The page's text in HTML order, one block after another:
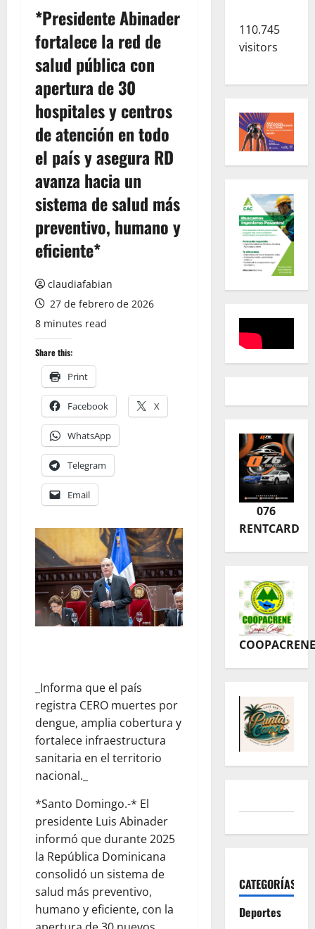
*Presidente Abinader
fortalece la red de
salud pública con
apertura de 30
hospitales y centros
de atención en todo
el país y asegura RD
avanza hacia un
sistema de salud más
preventivo, humano y
eficiente*
claudiafabian
27 de febrero de 2026
8 minutes read
Share this:
Print
Facebook X
WhatsApp
Telegram
Email
_Informa que el país
registra CERO muertes por
dengue, amplia cobertura y
fortalece infraestructura
sanitaria en el territorio
nacional._
*Santo Domingo.-* El
presidente Luis Abinader
informó que durante 2025
la República Dominicana
consolidó un sistema de
salud más preventivo,
humano y eficiente, con la
110.745
visitors
076
RENTCARD
COOPACRENE
CATEGORÍAS
Deportes